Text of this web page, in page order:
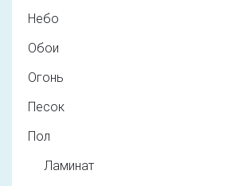
Небо
Обои
Огонь
Песок
Пол
Ламинат